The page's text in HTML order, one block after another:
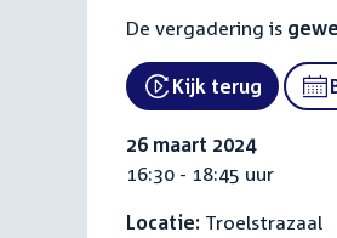
activiteit
De vergadering is
Kijk terug
26 maart 2024
16:30 - 18:45 uur
Locatie: Troelstrazaal